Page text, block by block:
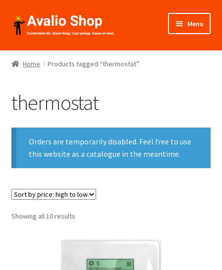
Skip
to
Skip
to
Menu
About Us
Installation
Catalogues
Projects
Home Products tagged “thermostat”
thermostat
Orders are temporarily disabled. Feel free to use
this website as a catalogue in the meantime.
Showing all 10 resultsSorted